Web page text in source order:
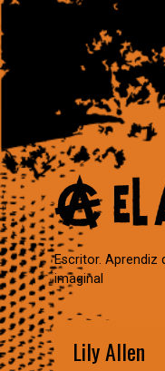
Escritor. Aprendiz
imaginal
Lily Allen